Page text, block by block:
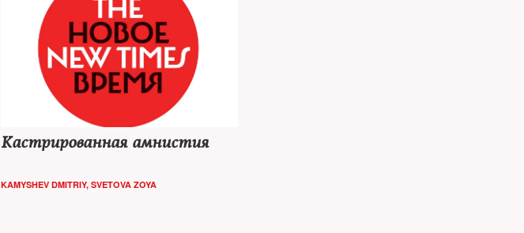
Кастрированная амнистия
KAMYSHEV DMITRIY, SVETOVA ZOYA